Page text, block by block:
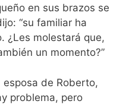
en sus brazos se
“su familiar ha
¿Les molestará que,
un momento?”
de Roberto,
problema, pero